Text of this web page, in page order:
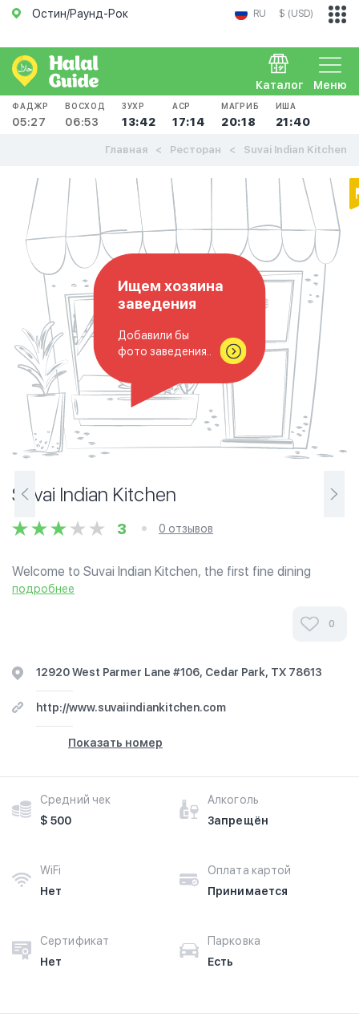
Остин/Раунд-Рок RU $ (USD)
Меню
Каталог
ФАДЖР
05:27
ВОСХОД
06:53
ЗУХР
13:42
АСР
17:14
МАГРИБ
20:18
ИША
21:40
Главная Ресторан Suvai Indian Kitchen
Ищем хозяина
заведения
Добавили бы
фото заведения..
Suvai Indian Kitchen
3 0 отзывов
Welcome to Suvai Indian Kitchen, the first fine dining
Indian restaurant of Cedar Park, TX. We invite you to enjoy
подробнее
0
12920 West Parmer Lane #106, Cedar Park, TX 78613
http://www.suvaiindiankitchen.com
Показать номер
Средний чек
$ 500
Алкоголь
Запрещён
WiFi
Нет
Оплата картой
Принимается
Сертификат
Нет
Парковка
Есть